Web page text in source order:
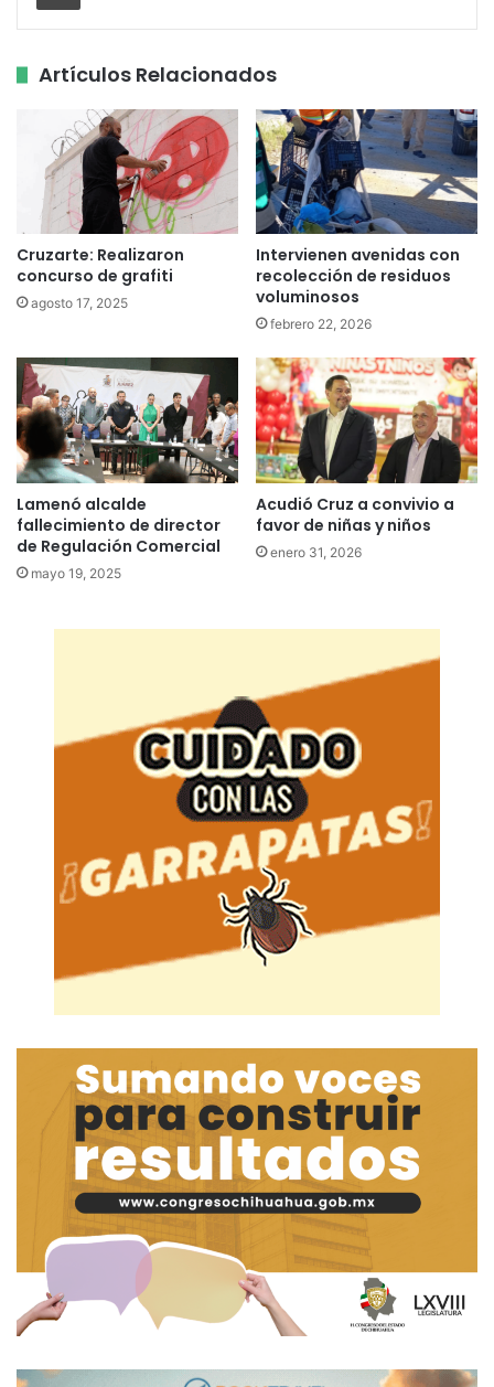
Artículos Relacionados
Cruzarte: Realizaron
concurso de grafiti
agosto 17, 2025
Intervienen avenidas con
recolección de residuos
voluminosos
febrero 22, 2026
Lamenó alcalde
fallecimiento de director
de Regulación Comercial
mayo 19, 2025
Acudió Cruz a convivio a
favor de niñas y niños
enero 31, 2026